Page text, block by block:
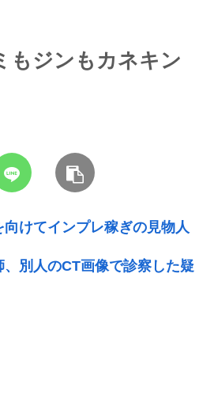
もジンもカネキン
けてインプレ稼ぎの見物人
別人のCT画像で診察した疑